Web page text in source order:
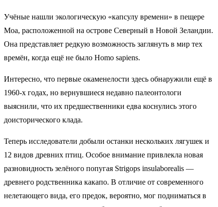
Учёные нашли экологическую «капсулу времени» в пещере
Моа, расположенной на острове Северный в Новой Зеландии.
Она представляет редкую возможность заглянуть в мир тех
времён, когда ещё не было Homo sapiens.
Интересно, что первые окаменелости здесь обнаружили ещё в
1960‑х годах, но вернувшиеся недавно палеонтологи
выяснили, что их предшественники едва коснулись этого
доисторического клада.
Теперь исследователи добыли останки нескольких лягушек и
12 видов древних птиц. Особое внимание привлекла новая
разновидность зелёного попугая Strigops insulaborealis —
древнего родственника какапо. В отличие от современного
нелетающего вида, его предок, вероятно, мог подниматься в